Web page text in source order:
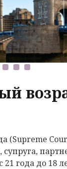
(Supreme
года до 18